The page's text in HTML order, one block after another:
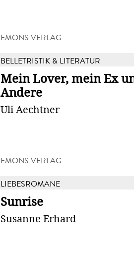
EMONS VERLAG
BELLETRISTIK & LITERATUR
Mein Lover, mein Ex
Andere
Uli Aechtner
EMONS VERLAG
LIEBESROMANE
Sunrise
Susanne Erhard